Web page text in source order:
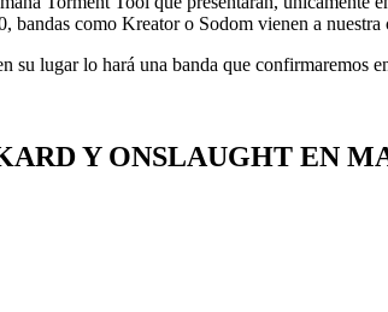
bandas como Kreator o Sodom vienen a nuestra
su lugar lo hará una banda que confirmaremos
Y ONSLAUGHT EN